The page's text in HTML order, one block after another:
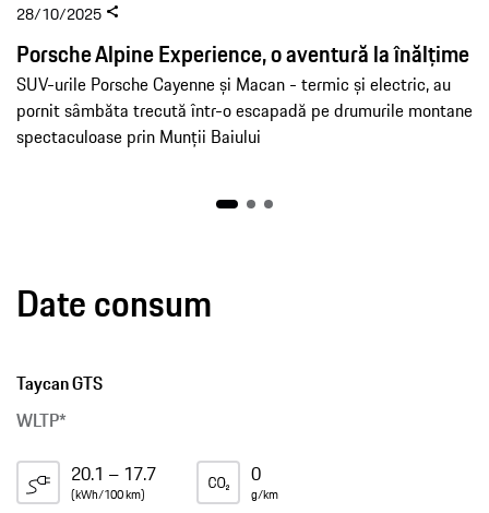
28/10/2025
Porsche Alpine Experience, o aventură la înălțime
SUV-urile Porsche Cayenne și Macan - termic și electric, au
pornit sâmbăta trecută într-o escapadă pe drumurile montane
spectaculoase prin Munții Baiului
Date consum
Taycan GTS
WLTP*
20.1 – 17.7
(kWh/100 km)
0
g/km